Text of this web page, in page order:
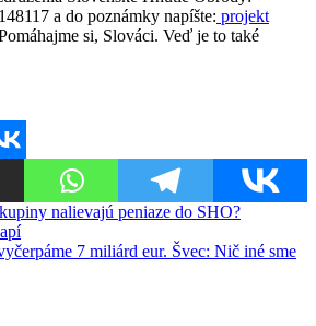
a do poznámky napíšte: projekt
si, Slováci. Veď je to také
nalievajú peniaze do SHO?
7 miliárd eur. Švec: Nič iné sme